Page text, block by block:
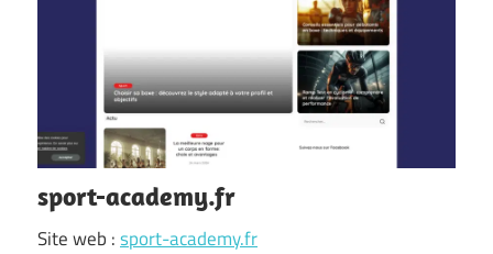
sport-academy.fr
Site web :sport-academy.fr